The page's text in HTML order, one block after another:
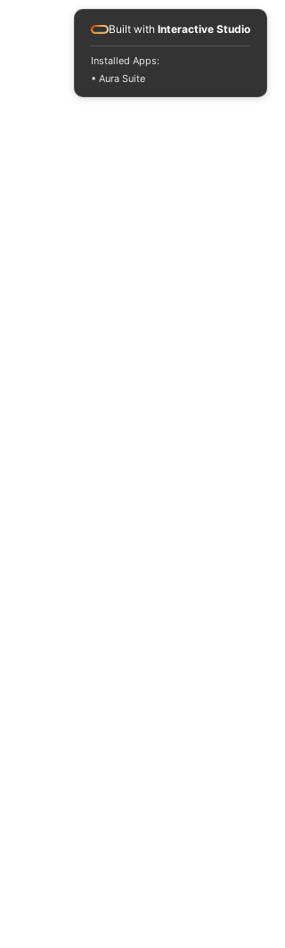
Built with Interactive Studio
Installed Apps:
• Aura Suite